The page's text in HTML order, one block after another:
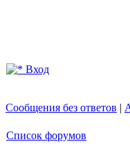
Вход
Сообщения без ответов |
Список форумов